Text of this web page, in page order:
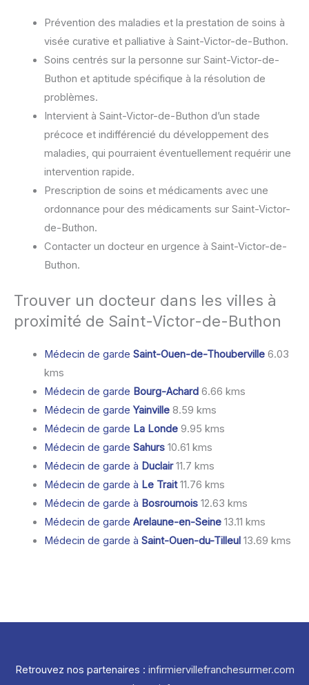
Prévention des maladies et la prestation de soins à
visée curative et palliative à Saint-Victor-de-Buthon.
Soins centrés sur la personne sur Saint-Victor-de-
Buthon et aptitude spécifique à la résolution de
problèmes.
Intervient à Saint-Victor-de-Buthon d’un stade
précoce et indifférencié du développement des
maladies, qui pourraient éventuellement requérir une
intervention rapide.
Prescription de soins et médicaments avec une
ordonnance pour des médicaments sur Saint-Victor-
de-Buthon.
Contacter un docteur en urgence à Saint-Victor-de-
Buthon.
Trouver un docteur dans les villes à
proximité de Saint-Victor-de-Buthon
Médecin de garde Saint-Ouen-de-Thouberville6.03
kms
Médecin de garde Bourg-Achard6.66 kms
Médecin de garde Yainville8.59 kms
Médecin de garde La Londe9.95 kms
Médecin de garde Sahurs10.61 kms
Médecin de garde à Duclair11.7 kms
Médecin de garde à Le Trait11.76 kms
Médecin de garde à Bosroumois12.63 kms
Médecin de garde Arelaune-en-Seine13.11 kms
Médecin de garde à Saint-Ouen-du-Tilleul13.69 kms
Retrouvez nos partenaires : infirmiervillefranchesurmer.com